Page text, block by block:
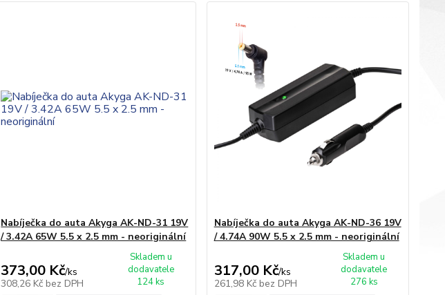
Nabíječka do auta Akyga AK-ND-31 19V
/ 3.42A 65W 5.5 x 2.5 mm - neoriginální
373,00 Kč/ks
308,26 Kč bez DPH
Skladem u
dodavatele
124 ks
Nabíječka do auta Akyga AK-ND-36 19V
/ 4.74A 90W 5.5 x 2.5 mm - neoriginální
317,00 Kč/ks
261,98 Kč bez DPH
Skladem u
dodavatele
276 ks